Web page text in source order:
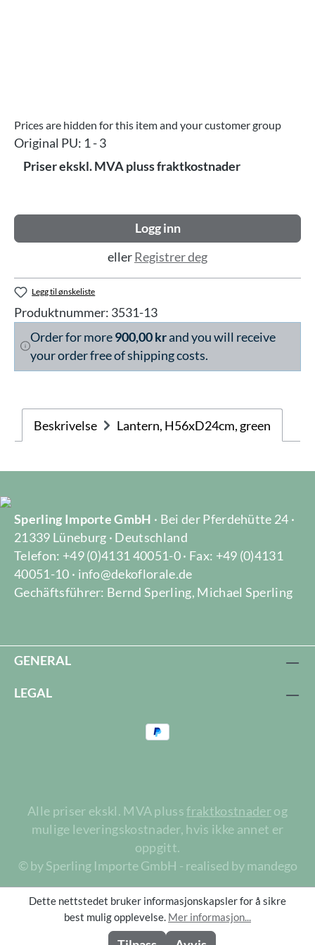
Prices are hidden for this item and your customer group
Original PU: 1 - 3
Priser ekskl. MVA pluss fraktkostnader
Logg inn
ellerRegistrer deg
Legg til ønskeliste
Produktnummer: 3531-13
Order for more900,00 krand you will receive
your order free of shipping costs.
Beskrivelse Lantern, H56xD24cm, green
Sperling Importe GmbH · Bei der Pferdehütte 24 ·
21339 Lüneburg · Deutschland
Telefon: +49 (0)4131 40051-0 · Fax: +49 (0)4131
40051-10 · info@dekoflorale.de
Gechäftsführer: Bernd Sperling, Michael Sperling
GENERAL
LEGAL
Alle priser ekskl. MVA plussfraktkostnaderog
mulige leveringskostnader, hvis ikke annet er
oppgitt.
© by Sperling Importe GmbH - realised by mandego
Dette nettstedet bruker informasjonskapsler for å sikre
best mulig opplevelse. Mer informasjon...